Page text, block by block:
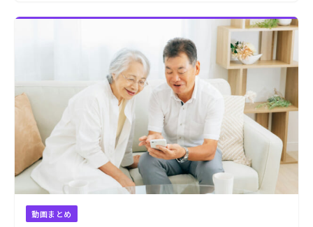
動画まとめ